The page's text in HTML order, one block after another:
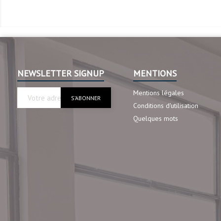
NEWSLETTER SIGNUP MENTIONS
Mentions légales
Conditions d'utilisation
Quelques mots